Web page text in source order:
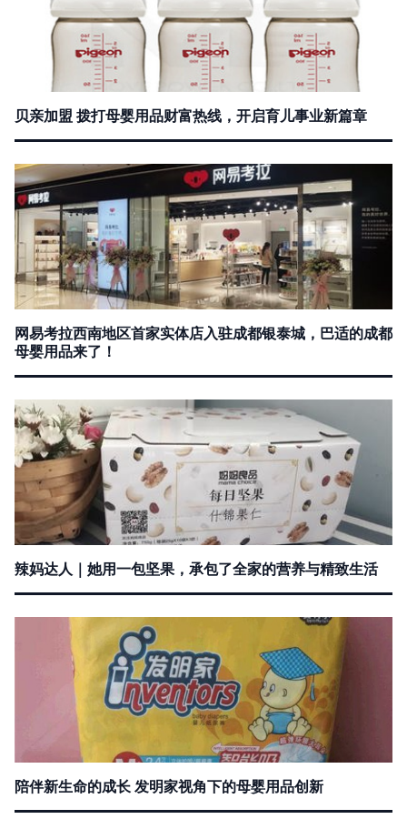
贝亲加盟 拨打母婴用品财富热线，开启育儿事业新篇章
网易考拉西南地区首家实体店入驻成都银泰城，巴适的成都
母婴用品来了！
辣妈达人｜她用一包坚果，承包了全家的营养与精致生活
陪伴新生命的成长 发明家视角下的母婴用品创新